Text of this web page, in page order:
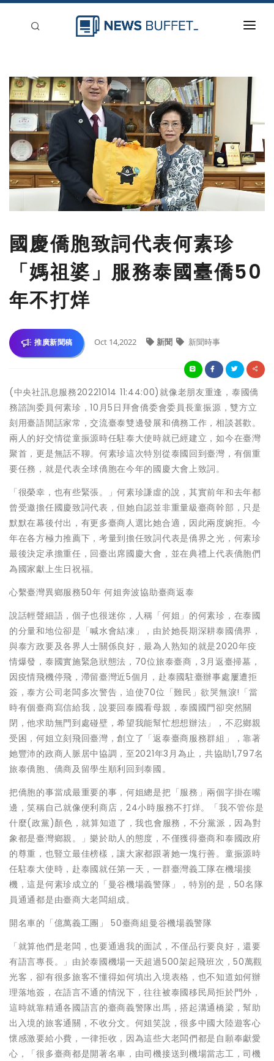
新聞稿分類
登入
刊登
國慶僑胞致詞代表何素珍
「媽祖婆」服務泰國臺僑50
年不打烊
推廣新聞稿 Oct 14,2022 新聞 新聞時事
(中央社訊息服務20221014 11:44:00)就像老朋友重逢，泰國僑
務諮詢委員何素珍，10月5日拜會僑委會委員長童振源，雙方立
刻用臺語閒話家常，交流臺泰雙邊發展和僑務工作，相談甚歡。
兩人的好交情從童振源時任駐泰大使時就已經建立，如今在臺灣
聚首，更是無話不聊。何素珍這次特別從泰國回到臺灣，有個重
要任務，就是代表全球僑胞在今年的國慶大會上致詞。
「很榮幸，也有些緊張。」何素珍謙虛的說，其實前年和去年都
曾受邀擔任國慶致詞代表，但她自認並非重量級臺商幹部，只是
默默在幕後付出，有更多臺商人選比她合適，因此兩度婉拒。今
年在各方極力推薦下，考量到擔任致詞代表是僑界之光，何素珍
最後決定承擔重任，回臺出席國慶大會，並在典禮上代表僑胞們
為國家獻上生日祝福。
心繫臺灣異鄉服務50年 何姐奔波協助臺商返泰
說話輕聲細語，個子也很迷你，人稱「何姐」的何素珍，在泰國
的分量和地位卻是「喊水會結凍」，由於她長期深耕泰國僑界，
與泰方政要及各界人士關係良好，最為人熟知的就是2020年疫
情爆發，泰國實施緊急狀態法，70位旅泰臺商，3月返臺掃墓，
因疫情飛機停飛，滯留臺灣近5個月，赴泰國駐臺辦事處屢遭拒
簽，泰方公司老闆多次警告，迫使70位「難民」欲哭無淚!「當
時有個臺商寫信給我，說要回泰國看母親，泰國國門卻突然關
閉，他求助無門到處碰壁，希望我能幫忙想想辦法」，不忍鄉親
受困，何姐立刻飛回臺灣，創立了「返泰臺商服務群組」，靠著
她豐沛的政商人脈居中協調，至2021年3月為止，共協助1,797名
旅泰僑胞、僑商及留學生順利回到泰國。
把僑胞的事當成最重要的事，何姐總是把「服務」兩個字掛在嘴
邊，笑稱自己就像便利商店，24小時服務不打烊。「我不管你是
什麼(政黨)顏色，就算知道了，我也會服務，不分黨派，因為對
象都是臺灣鄉親。」樂於助人的態度，不僅獲得臺商和泰國政府
的尊重，也豎立最佳榜樣，讓大家都跟著她一塊行善。童振源時
任駐泰大使時，赴泰國就任第一天，一群臺灣義工隊在機場接
機，這是何素珍成立的「曼谷機場義警隊」，特別的是，50名隊
員通通都是由臺商大老闆組成。
開名車的「億萬義工團」 50臺商組曼谷機場義警隊
「就算他們是老闆，也要通過我的面試，不僅品行要良好，還要
有語言專長。」由於泰國機場一天超過500架起飛班次，50萬觀
光客，卻有很多旅客不懂得如何填出入境表格，也不知道如何辦
理落地簽，在語言不通的情況下，往往被泰國移民局拒於門外，
這時就靠精通各國語言的臺商義警隊出馬，搭起溝通橋梁，幫助
出入境的旅客通關，不收分文。何姐笑說，很多中國大陸遊客心
懷感激要給小費，一律拒收，因為這些大老闆們都是自願奉獻愛
心，「很多臺商都是開著名車，由司機接送到機場當志工，司機